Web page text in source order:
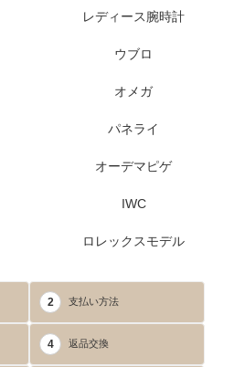
レディース腕時計
ウブロ
オメガ
パネライ
オーデマピゲ
IWC
ロレックスモデル
2 支払い方法
4 返品交換